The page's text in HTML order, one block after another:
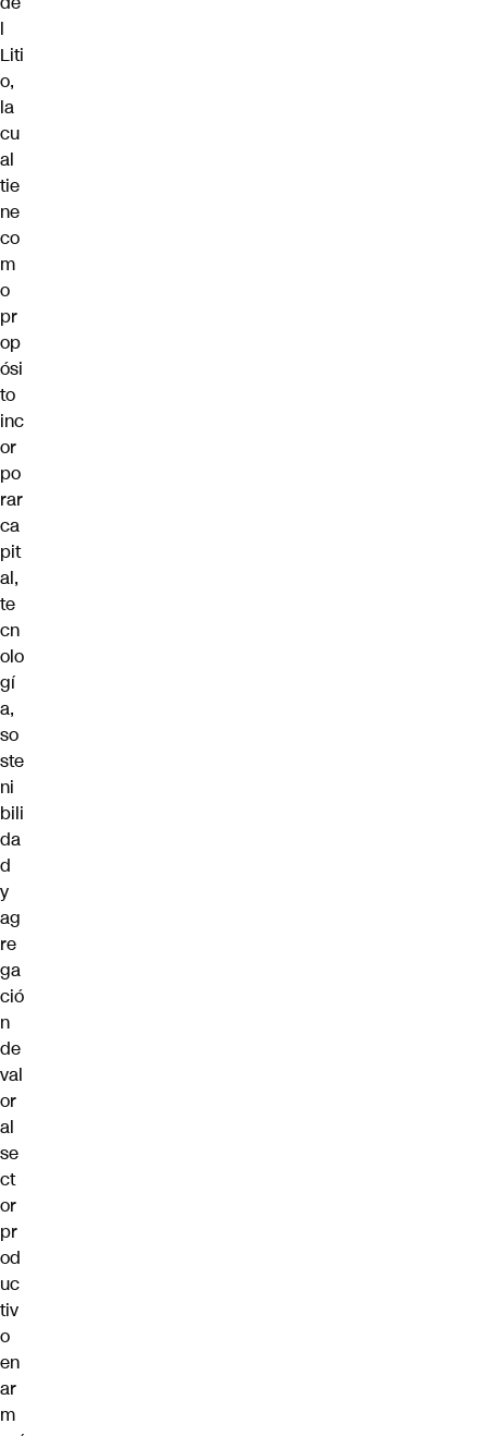
l
Liti
o,
la
cu
al
tie
ne
co
m
o
pr
op
ósi
to
inc
or
po
rar
ca
pit
al,
te
cn
olo
gí
a,
so
ste
ni
bili
da
d
y
ag
re
ga
ció
n
de
val
or
al
se
ct
or
pr
od
uc
tiv
o
en
ar
m